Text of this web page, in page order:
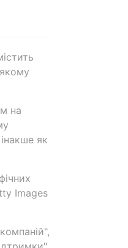
на
як
Images